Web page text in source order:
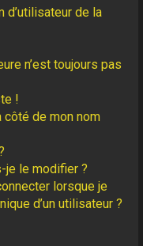
d’utilisateur de la
n’est toujours pas
!
de mon nom
je le modifier ?
lorsque je
d’un utilisateur ?